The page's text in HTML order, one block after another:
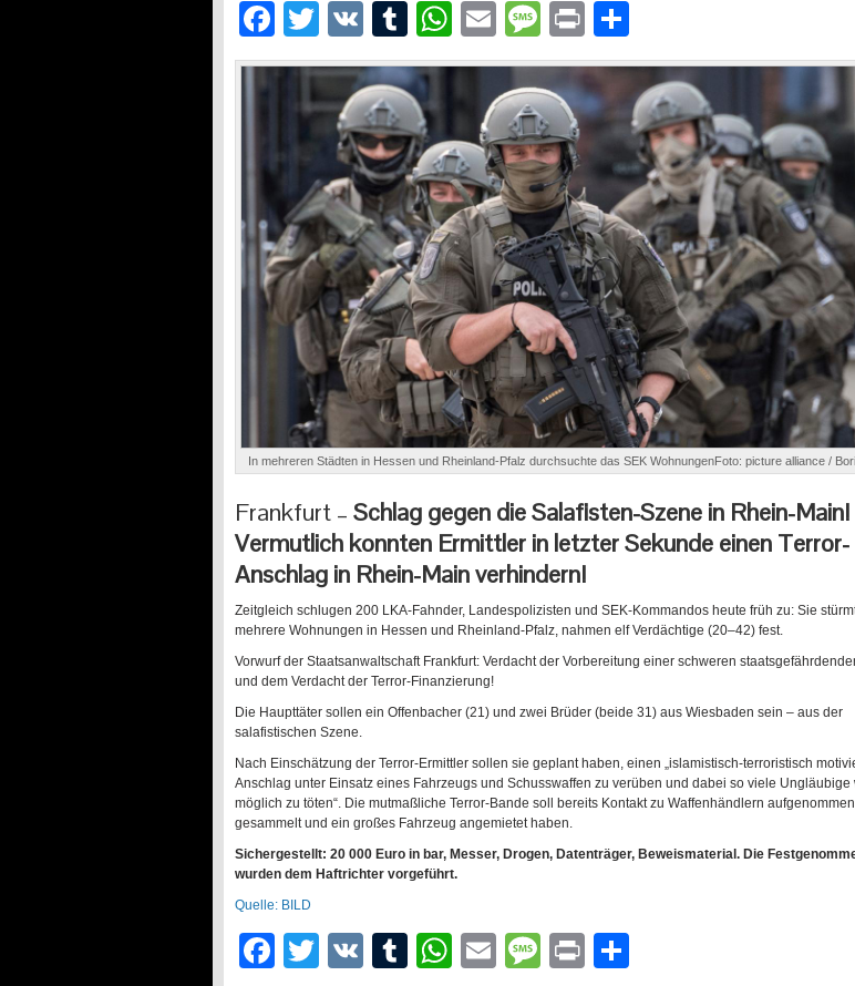
Facebook
Twitter
VK Tumblr
WhatsApp
EmailMessage
Print
In mehreren Städten in Hessen und Rheinland-Pfalz durchsuchte das SEK WohnungenFoto: picture alliance /
Frankfurt – Schlag gegen die Salafisten-Szene in Rhein-Main!
Vermutlich konnten Ermittler in letzter Sekunde einen Terror-
Anschlag in Rhein-Main verhindern!
Zeitgleich schlugen 200 LKA-Fahnder, Landespolizisten und SEK-Kommandos heute früh zu: Sie
mehrere Wohnungen in Hessen und Rheinland-Pfalz, nahmen elf Verdächtige (20–42) fest.
Vorwurf der Staatsanwaltschaft Frankfurt: Verdacht der Vorbereitung einer schweren
und dem Verdacht der Terror-Finanzierung!
Die Haupttäter sollen ein Offenbacher (21) und zwei Brüder (beide 31) aus Wiesbaden sein – aus der
salafistischen Szene.
Nach Einschätzung der Terror-Ermittler sollen sie geplant haben, einen „islamistisch-terroristisch
Anschlag unter Einsatz eines Fahrzeugs und Schusswaffen zu verüben und dabei so viele Ungläubige
möglich zu töten“. Die mutmaßliche Terror-Bande soll bereits Kontakt zu Waffenhändlern
gesammelt und ein großes Fahrzeug angemietet haben.
Sichergestellt: 20 000 Euro in bar, Messer, Drogen, Datenträger, Beweismaterial. Die
wurden dem Haftrichter vorgeführt.
Quelle: BILD
Facebook
Twitter
VK Tumblr
WhatsApp
EmailMessage
Print